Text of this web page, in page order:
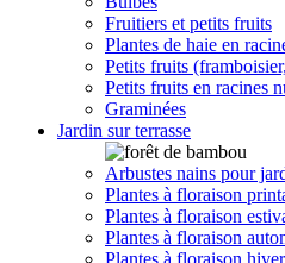
Fruitiers et petits fruits
Plantes de haie en
Petits fruits
Petits fruits en racines
Graminées
Jardin sur terrasse
Arbustes nains pour
Plantes à floraison
Plantes à floraison
Plantes à floraison
Plantes à floraison